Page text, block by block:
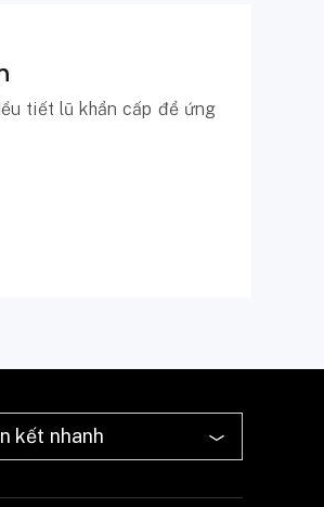
tiết lũ khẩn cấp để ứng